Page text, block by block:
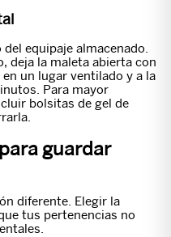
equipaje almacenado.
deja la maleta abierta con
un lugar ventilado y a la
Para mayor
bolsitas de gel de
guardar
diferente. Elegir la
tus pertenencias no